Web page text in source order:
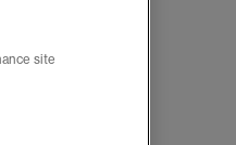
site